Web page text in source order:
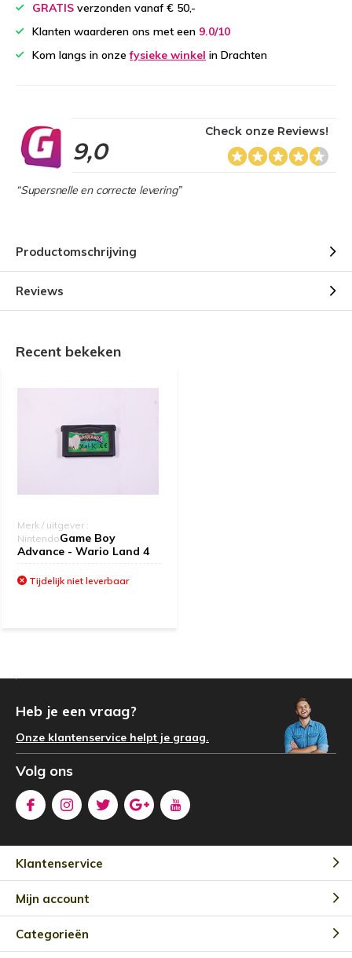
GRATIS verzonden vanaf € 50,-
Klanten waarderen ons met een 9.0/10
Kom langs in onzefysieke winkel in Drachten
9,0
Check onze Reviews!
“Supersnelle en correcte levering”
Productomschrijving
Reviews
Recent bekeken
Merk / uitgever :
NintendoGame Boy
Advance - Wario Land 4
Tijdelijk niet leverbaar
Heb je een vraag?
Onze klantenservice helpt je graag.
Volg ons
Klantenservice
Mijn account
Categorieën